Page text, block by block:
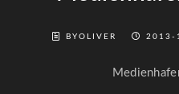
BYOLIVER 2013-